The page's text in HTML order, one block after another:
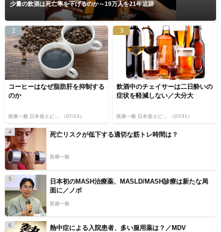
少量の飲酒は死亡率を下げるのか～19万人を21年追跡
2
コーヒーはなぜ脂肪肝を抑制する
のか
医療一般 日本発エビデンス （07/13）
3
飲酒中のチェイサーは二日酔いの
症状を軽減しない／大分大
医療一般 日本発エビデンス （07/31）
4 死亡リスクが低下する適切な筋トレ時間は？
医療一般
5
日本初のMASH治療薬、MASLD/MASH診療は新たな局
面に／ノボ
医療一般
6 熱中症による入院患者、多い服用薬は？／MDV